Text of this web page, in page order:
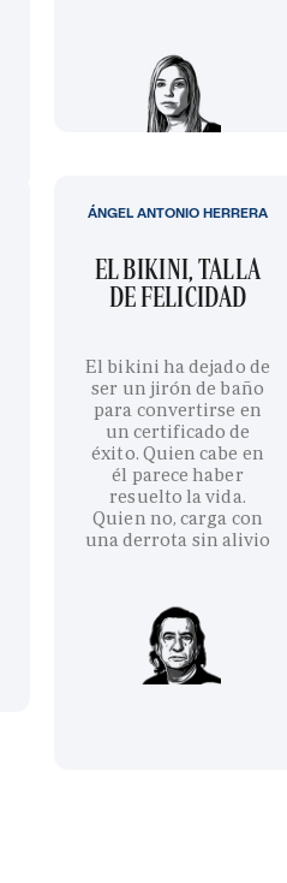
EL BIKINI, TALLA
DE FELICIDAD
El bikini ha dejado de
ser un jirón de baño
para convertirse en
un certificado de
éxito. Quien cabe en
él parece haber
resuelto la vida.
Quien no, carga con
una derrota sin alivio
ÁNGEL ANTONIO HERRERA